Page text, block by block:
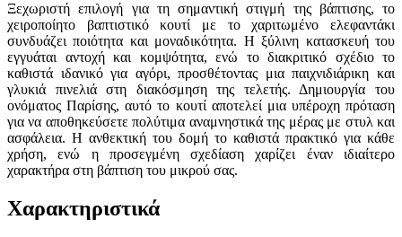
Ξεχωριστή επιλογή για τη σημαντική στιγμή της βάπτισης, το
χειροποίητο βαπτιστικό κουτί με το χαριτωμένο ελεφαντάκι
συνδυάζει ποιότητα και μοναδικότητα. Η ξύλινη κατασκευή του
εγγυάται αντοχή και κομψότητα, ενώ το διακριτικό σχέδιο το
καθιστά ιδανικό για αγόρι, προσθέτοντας μια παιχνιδιάρικη και
γλυκιά πινελιά στη διακόσμηση της τελετής. Δημιουργία του
ονόματος Παρίσης, αυτό το κουτί αποτελεί μια υπέροχη πρόταση
για να αποθηκεύσετε πολύτιμα αναμνηστικά της μέρας με στυλ και
ασφάλεια. Η ανθεκτική του δομή το καθιστά πρακτικό για κάθε
χρήση, ενώ η προσεγμένη σχεδίαση χαρίζει έναν ιδιαίτερο
χαρακτήρα στη βάπτιση του μικρού σας.
Χαρακτηριστικά